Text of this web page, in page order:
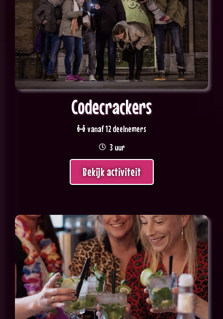
Codecrackers
vanaf 12 deelnemers
3 uur
Bekijk activiteit